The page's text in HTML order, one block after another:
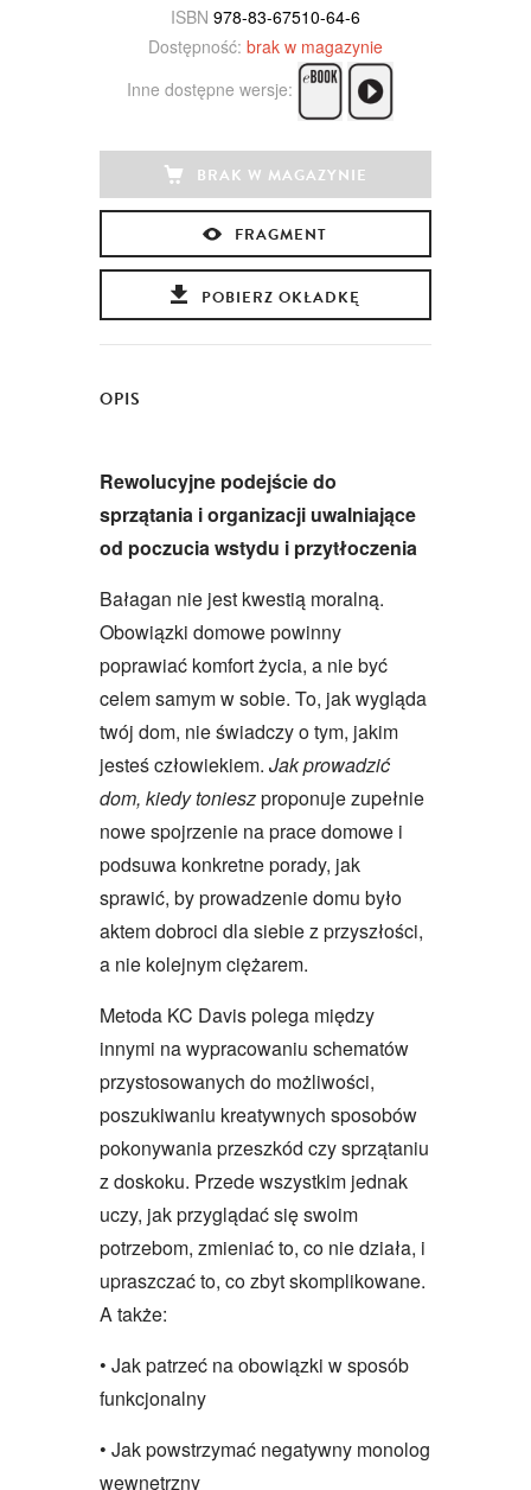
ISBN 978-83-67510-64-6
Dostępność: brak w magazynie
Inne dostępne wersje:
BRAK W MAGAZYNIE
FRAGMENT
POBIERZ OKŁADKĘ
OPIS
Rewolucyjne podejście do
sprzątania i organizacji uwalniające
od poczucia wstydu i przytłoczenia
Bałagan nie jest kwestią moralną.
Obowiązki domowe powinny
poprawiać komfort życia, a nie być
celem samym w sobie. To, jak wygląda
twój dom, nie świadczy o tym, jakim
jesteś człowiekiem. Jak prowadzić
dom, kiedy tonieszproponuje zupełnie
nowe spojrzenie na prace domowe i
podsuwa konkretne porady, jak
sprawić, by prowadzenie domu było
aktem dobroci dla siebie z przyszłości,
a nie kolejnym ciężarem.
Metoda KC Davis polega między
innymi na wypracowaniu schematów
przystosowanych do możliwości,
poszukiwaniu kreatywnych sposobów
pokonywania przeszkód czy sprzątaniu
z doskoku. Przede wszystkim jednak
uczy, jak przyglądać się swoim
potrzebom, zmieniać to, co nie działa, i
upraszczać to, co zbyt skomplikowane.
A także:
• Jak patrzeć na obowiązki w sposób
funkcjonalny
• Jak powstrzymać negatywny monolog
wewnętrzny